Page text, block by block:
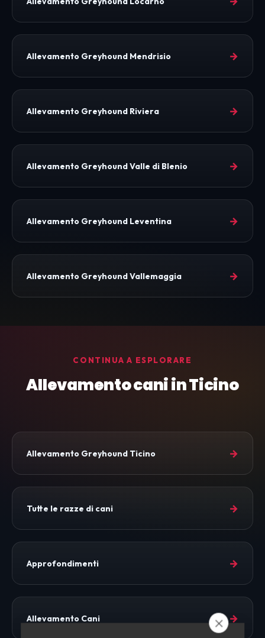
Allevamento Greyhound Mendrisio →
Allevamento Greyhound Riviera →
Allevamento Greyhound Valle di Blenio →
Allevamento Greyhound Leventina →
Allevamento Greyhound Vallemaggia →
CONTINUA A ESPLORARE
Allevamento cani in Ticino
Allevamento Greyhound Ticino →
Tutte le razze di cani →
Approfondimenti →
Allevamento Cani →